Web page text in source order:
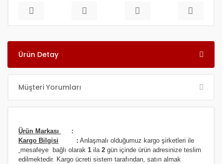
Ürün Detay
Müşteri Yorumları
Ürün Markası
:
Kargo Bilgisi : Anlaşmalı olduğumuz kargo şirketleri ile
mesafeye bağlı olarak 1 ila 2 gün içinde ürün adresinize teslim
edilmektedir. Kargo ücreti sistem tarafından, satın almak